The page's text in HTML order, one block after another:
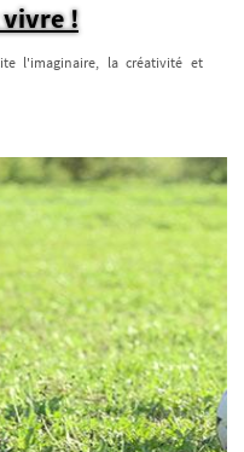
!
l'imaginaire, la créativité et